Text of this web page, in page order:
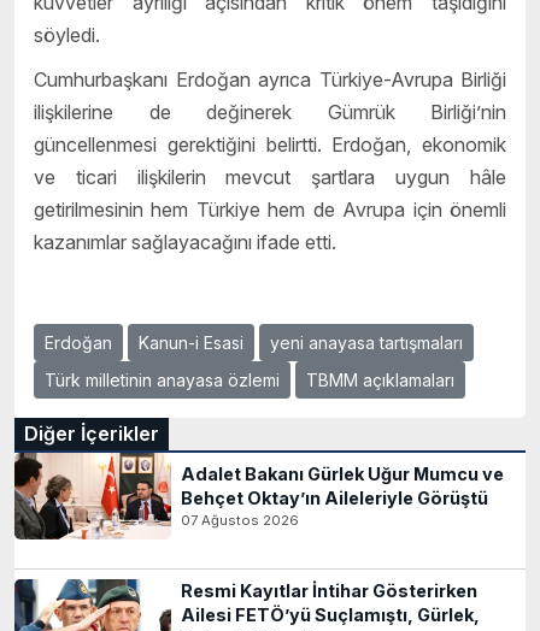
söyledi.
Cumhurbaşkanı Erdoğan ayrıca Türkiye-Avrupa Birliği
ilişkilerine de değinerek Gümrük Birliği’nin
güncellenmesi gerektiğini belirtti. Erdoğan, ekonomik
ve ticari ilişkilerin mevcut şartlara uygun hâle
getirilmesinin hem Türkiye hem de Avrupa için önemli
kazanımlar sağlayacağını ifade etti.
Erdoğan Kanun-i Esasi
yeni anayasa tartışmaları
Türk milletinin anayasa özlemi
TBMM açıklamaları
Diğer İçerikler
Adalet Bakanı Gürlek Uğur Mumcu ve
Behçet Oktay’ın Aileleriyle Görüştü
07 Ağustos 2026
Resmi Kayıtlar İntihar Gösterirken
Ailesi FETÖ’yü Suçlamıştı, Gürlek,